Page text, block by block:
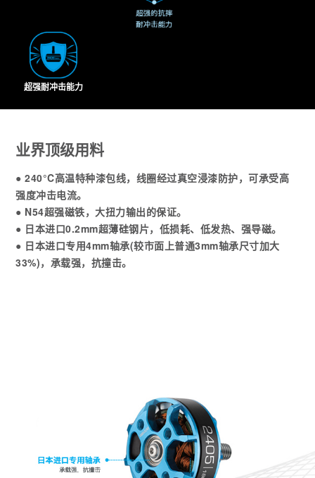
超强耐冲击能力
业界顶级用料
● 240°C高温特种漆包线，线圈经过真空浸漆防护，可承受高
强度冲击电流。
● N54超强磁铁，大扭力输出的保证。
● 日本进口0.2mm超薄硅钢片，低损耗、低发热、强导磁。
● 日本进口专用4mm轴承(较市面上普通3mm轴承尺寸加大
33%)，承载强，抗撞击。